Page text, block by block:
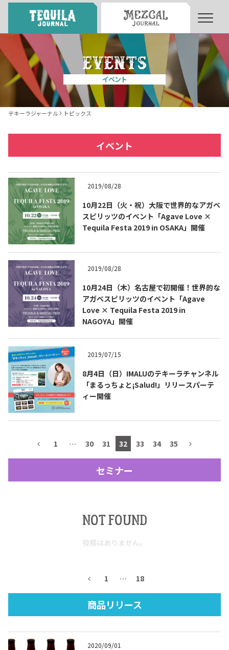
About About Tequila Journal
テキーラとは What’s Tequila
テキーラマーケット
テキーラの飲み方 How to Drink Tequila
メキシコ料理 Cuisines of Mexico
メキシコ旅行
メキシコの記念日
トピックス一覧
Topics List
お問合せ テキーラ・メスカルが飲める
バー＆レストラン
Bar & Restaurant
イベント
テキーラジャーナル トピックス
イベント
2019/08/28
10月22日（火・祝）大阪で世界的なアガベ
スピリッツのイベント「Agave Love ×
Tequila Festa 2019 in OSAKA」開催
2019/08/28
10月24日（木）名古屋で初開催！世界的な
アガベスピリッツのイベント「Agave
Love × Tequila Festa 2019 in
NAGOYA」開催
2019/07/15
8月4日（日）IMALUのテキーラチャンネル
「まるっちょと¡Salud!」リリースパーテ
ィー開催
1 … 30 31 32 33 34 35
セミナー
NOT FOUND
投稿はありません。
1 … 18
商品リリース
2020/09/01